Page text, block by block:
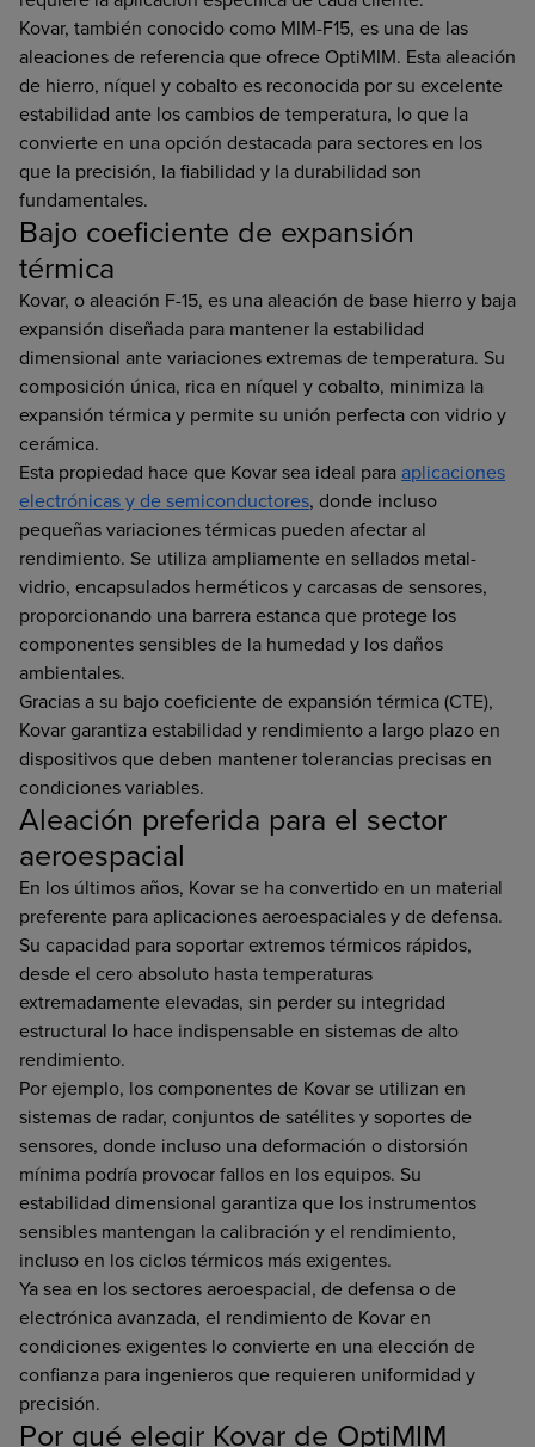
Kovar, también conocido como MIM-F15, es una de las
aleaciones de referencia que ofrece OptiMIM. Esta aleación
de hierro, níquel y cobalto es reconocida por su excelente
estabilidad ante los cambios de temperatura, lo que la
convierte en una opción destacada para sectores en los
que la precisión, la fiabilidad y la durabilidad son
fundamentales.
Bajo coeficiente de expansión
térmica
Kovar, o aleación F-15, es una aleación de base hierro y baja
expansión diseñada para mantener la estabilidad
dimensional ante variaciones extremas de temperatura. Su
composición única, rica en níquel y cobalto, minimiza la
expansión térmica y permite su unión perfecta con vidrio y
cerámica.
Esta propiedad hace que Kovar sea ideal para aplicaciones
electrónicas y de semiconductores, donde incluso
pequeñas variaciones térmicas pueden afectar al
rendimiento. Se utiliza ampliamente en sellados metal-
vidrio, encapsulados herméticos y carcasas de sensores,
proporcionando una barrera estanca que protege los
componentes sensibles de la humedad y los daños
ambientales.
Gracias a su bajo coeficiente de expansión térmica (CTE),
Kovar garantiza estabilidad y rendimiento a largo plazo en
dispositivos que deben mantener tolerancias precisas en
condiciones variables.
Aleación preferida para el sector
aeroespacial
En los últimos años, Kovar se ha convertido en un material
preferente para aplicaciones aeroespaciales y de defensa.
Su capacidad para soportar extremos térmicos rápidos,
desde el cero absoluto hasta temperaturas
extremadamente elevadas, sin perder su integridad
estructural lo hace indispensable en sistemas de alto
rendimiento.
Por ejemplo, los componentes de Kovar se utilizan en
sistemas de radar, conjuntos de satélites y soportes de
sensores, donde incluso una deformación o distorsión
mínima podría provocar fallos en los equipos. Su
estabilidad dimensional garantiza que los instrumentos
sensibles mantengan la calibración y el rendimiento,
incluso en los ciclos térmicos más exigentes.
Ya sea en los sectores aeroespacial, de defensa o de
electrónica avanzada, el rendimiento de Kovar en
condiciones exigentes lo convierte en una elección de
confianza para ingenieros que requieren uniformidad y
precisión.
Por qué elegir Kovar de OptiMIM